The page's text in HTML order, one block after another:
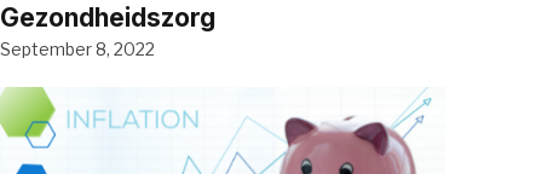
Gezondheidszorg
September 8, 2022